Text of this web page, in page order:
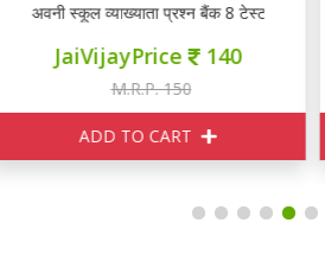
स्कूल व्याख्याता प्रश्न बैंक 8 टेस्ट पेपर्स भाग 2
JaiVijayPrice 140
M.R.P. 150
ADD TO CART